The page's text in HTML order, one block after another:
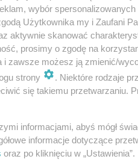
depresyjnych.
czynności, swoje
domowego.
uczestników, którzy
niż 5, co świadczyło,
wybór
Użytkownika my i Zaufani
aktywnie skanować
prosimy o zgodę na
i zawsze możesz ją zmienić/
strony
. Niektóre rodzaje
się takiemu przetwarzaniu.
informacjami, abyś mógł
informacje dotyczące
oraz po kliknięciu w „Ustawienia”.